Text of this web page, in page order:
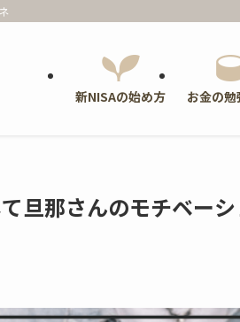
新NISAの始め方 お金の
旦那さんのモチベー